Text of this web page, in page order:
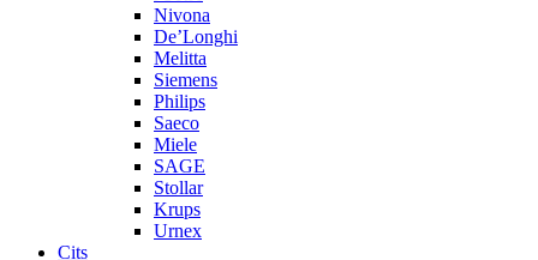
Nivona
De’Longhi
Melitta
Siemens
Philips
Saeco
Miele
SAGE
Stollar
Krups
Urnex
Cits